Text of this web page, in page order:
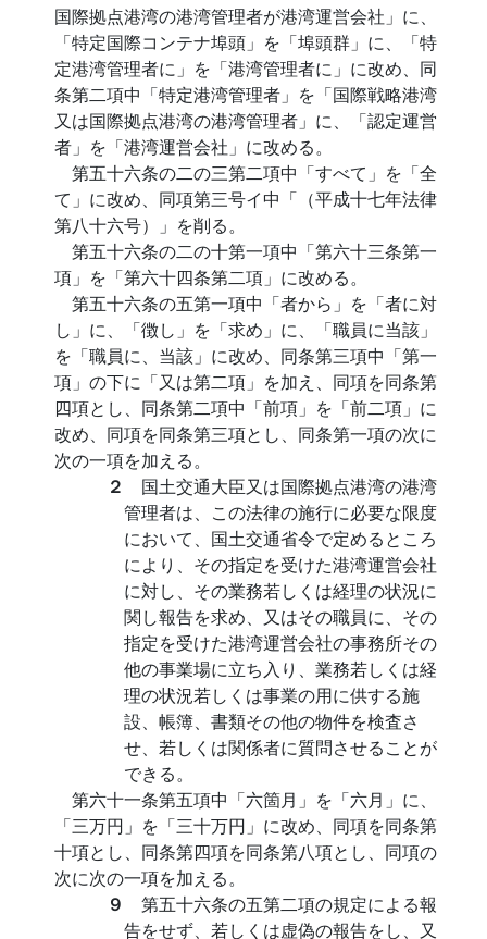
国際拠点港湾の港湾管理者が港湾運営会社」に、
「特定国際コンテナ埠頭」を「埠頭群」に、「特
定港湾管理者に」を「港湾管理者に」に改め、同
条第二項中「特定港湾管理者」を「国際戦略港湾
又は国際拠点港湾の港湾管理者」に、「認定運営
者」を「港湾運営会社」に改める。
第五十六条の二の三第二項中「すべて」を「全
て」に改め、同項第三号イ中「（平成十七年法律
第八十六号）」を削る。
第五十六条の二の十第一項中「第六十三条第一
項」を「第六十四条第二項」に改める。
第五十六条の五第一項中「者から」を「者に対
し」に、「徴し」を「求め」に、「職員に当該」
を「職員に、当該」に改め、同条第三項中「第一
項」の下に「又は第二項」を加え、同項を同条第
四項とし、同条第二項中「前項」を「前二項」に
改め、同項を同条第三項とし、同条第一項の次に
次の一項を加える。
２ 国土交通大臣又は国際拠点港湾の港湾
管理者は、この法律の施行に必要な限度
において、国土交通省令で定めるところ
により、その指定を受けた港湾運営会社
に対し、その業務若しくは経理の状況に
関し報告を求め、又はその職員に、その
指定を受けた港湾運営会社の事務所その
他の事業場に立ち入り、業務若しくは経
理の状況若しくは事業の用に供する施
設、帳簿、書類その他の物件を検査さ
せ、若しくは関係者に質問させることが
できる。
第六十一条第五項中「六箇月」を「六月」に、
「三万円」を「三十万円」に改め、同項を同条第
十項とし、同条第四項を同条第八項とし、同項の
次に次の一項を加える。
９ 第五十六条の五第二項の規定による報
告をせず、若しくは虚偽の報告をし、又